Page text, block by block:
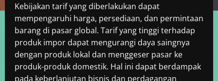
Kebijakan tarif yang diberlakukan dapat
mempengaruhi harga, persediaan, dan permintaan
barang di pasar global. Tarif yang tinggi terhadap
produk impor dapat mengurangi daya saingnya
dengan produk lokal dan menggeser pasar ke
produk-produk domestik. Hal ini dapat berdampak
pada keberlanjutan bisnis dan perdagangan